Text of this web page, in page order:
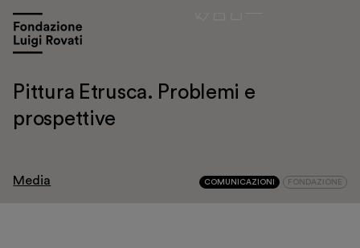
Pittura Etrusca. Problemi e
prospettive
Media COMUNICAZIONI FONDAZIONE